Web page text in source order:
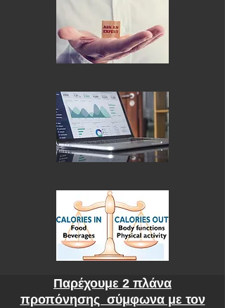
Παρέχουμε 2 πλάνα
προπόνησης σύμφωνα με τον